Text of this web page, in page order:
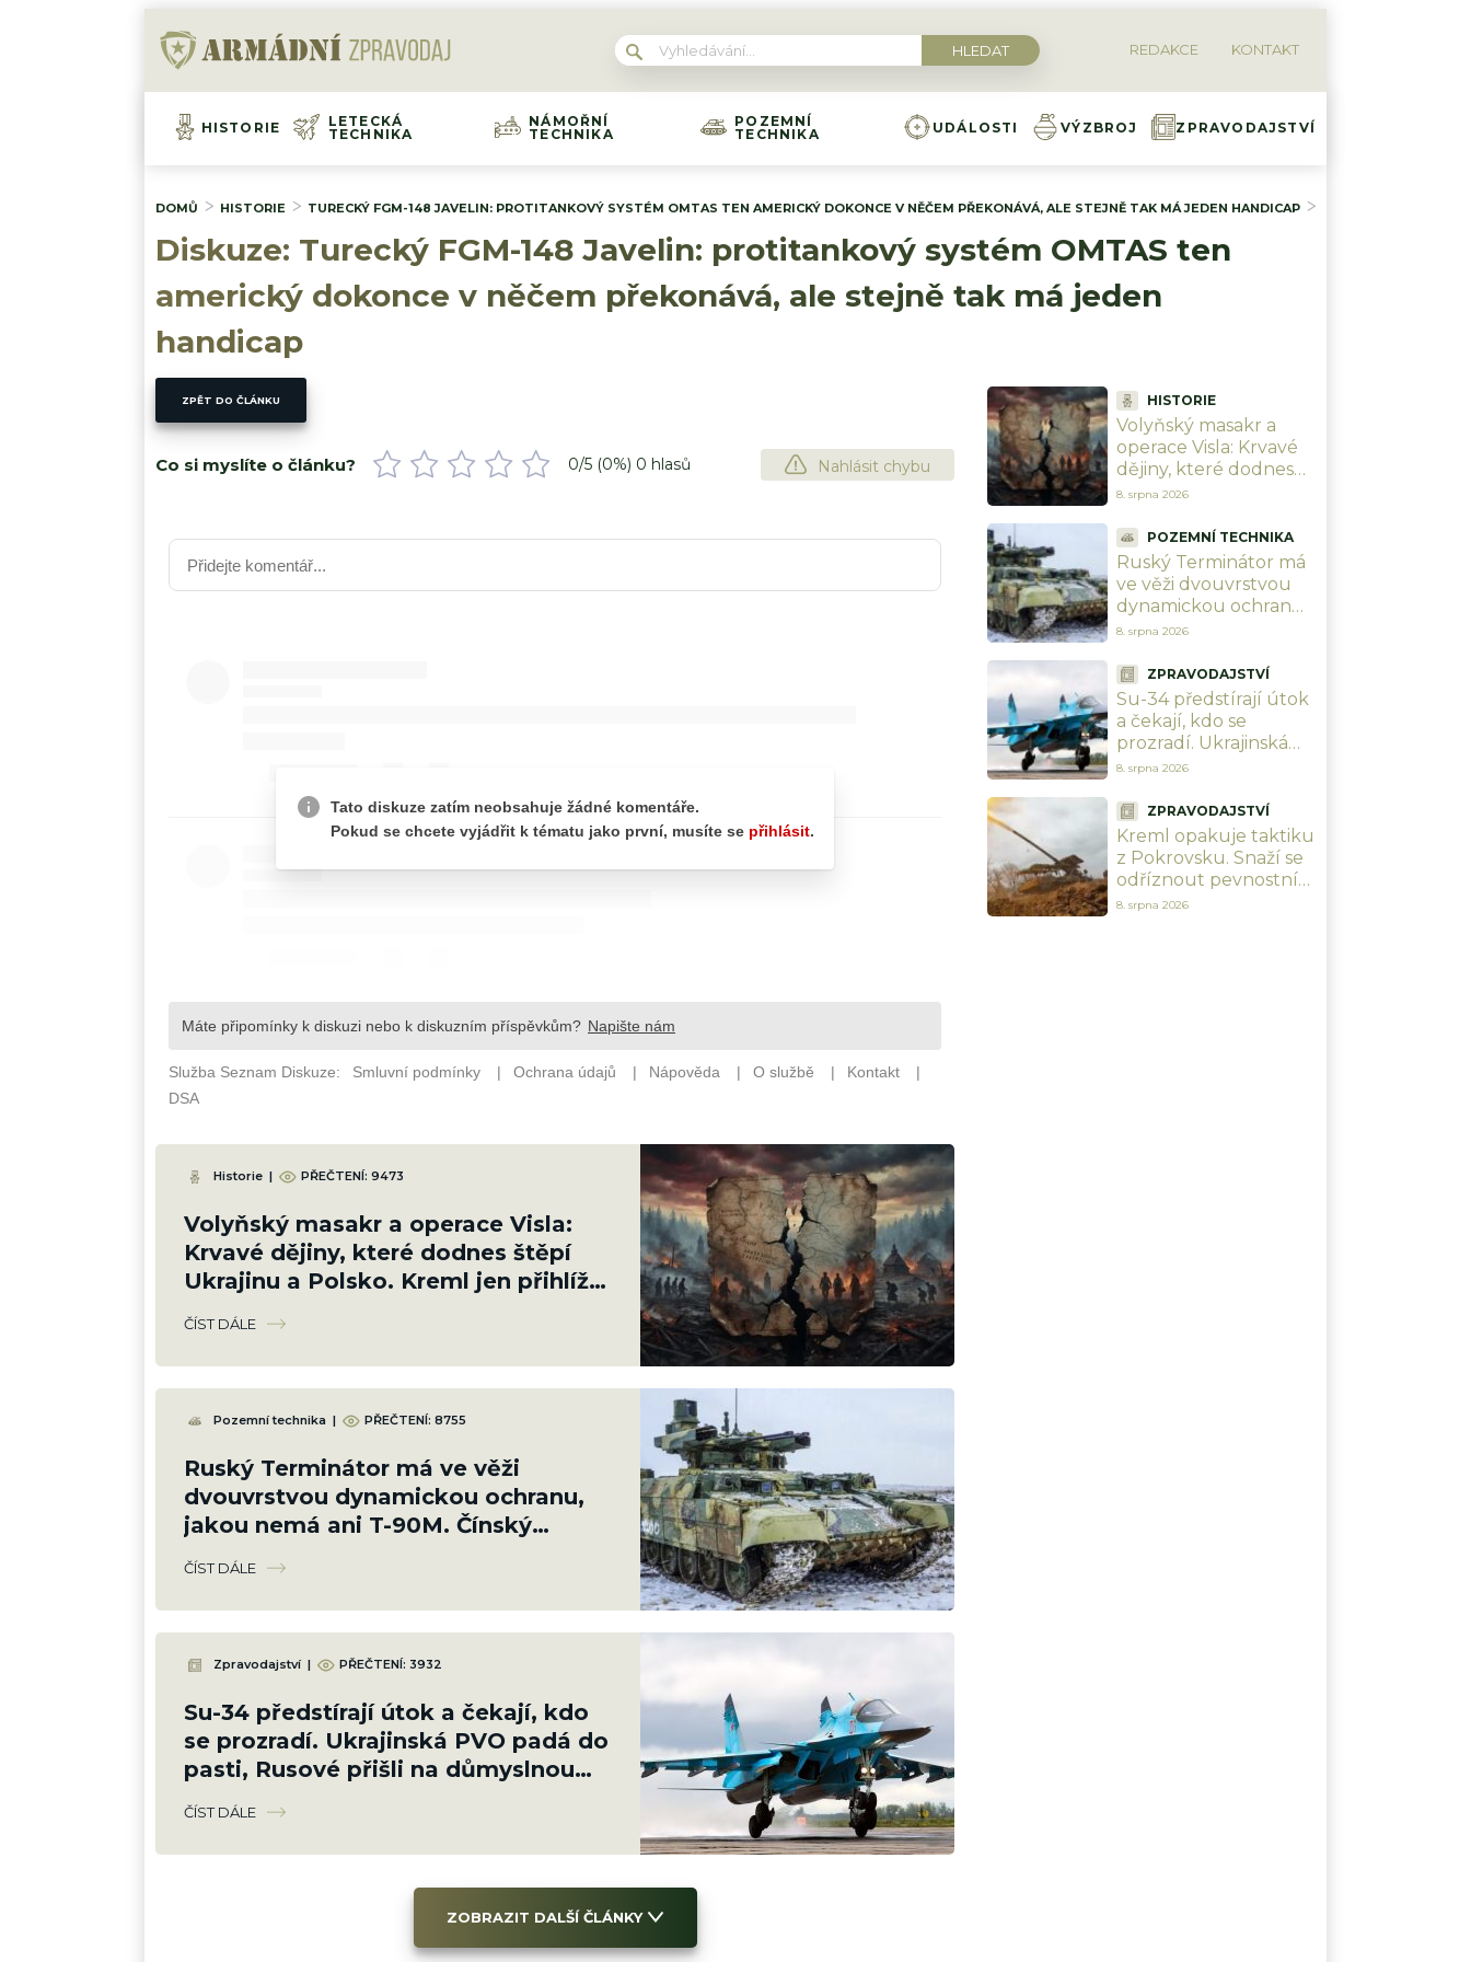
REDAKCE KONTAKT
HISTORIE
LETECKÁ
TECHNIKA
NÁMOŘNÍ
TECHNIKA
POZEMNÍ
TECHNIKA
UDÁLOSTI VÝZBROJ ZPRAVODAJSTVÍ
DOMŮ HISTORIE TURECKÝ FGM-148 JAVELIN: PROTITANKOVÝ SYSTÉM OMTAS TEN AMERICKÝ DOKONCE V NĚČEM PŘEKONÁVÁ, ALE STEJNĚ TAK MÁ JEDEN HANDICAP
Diskuze: Turecký FGM-148 Javelin: protitankový systém OMTAS ten
americký dokonce v něčem překonává, ale stejně tak má jeden
handicap
ZPĚT DO ČLÁNKU
Co si myslíte o článku? 0/5 (0%) 0 hlasů Nahlásit chybu
Historie | PŘEČTENÍ: 9473
Volyňský masakr a operace Visla:
Krvavé dějiny, které dodnes štěpí
Ukrajinu a Polsko. Kreml jen přihlíží
a slaví
ČÍST DÁLE
Pozemní technika | PŘEČTENÍ: 8755
Ruský Terminátor má ve věži
dvouvrstvou dynamickou ochranu,
jakou nemá ani T-90M. Čínský
nadšenec odhalil složení pancíře
ČÍST DÁLE
Zpravodajství | PŘEČTENÍ: 3932
Su-34 předstírají útok a čekají, kdo
se prozradí. Ukrajinská PVO padá do
pasti, Rusové přišli na důmyslnou
taktiku
ČÍST DÁLE
ZOBRAZIT DALŠÍ ČLÁNKY
HISTORIE
Volyňský masakr a
operace Visla: Krvavé
dějiny, které dodnes
štěpí Ukrajinu a
přihlíží a slaví
8. srpna 2026
POZEMNÍ TECHNIKA
Ruský Terminátor má
ve věži dvouvrstvou
dynamickou ochranu,
jakou nemá ani T-90M.
odhalil složení pancíře
8. srpna 2026
ZPRAVODAJSTVÍ
Su-34 předstírají útok
a čekají, kdo se
prozradí. Ukrajinská
PVO padá do pasti,
důmyslnou taktiku
8. srpna 2026
ZPRAVODAJSTVÍ
Kreml opakuje taktiku
z Pokrovsku. Snaží se
odříznout pevnostní
pás od zbytku
8. srpna 2026